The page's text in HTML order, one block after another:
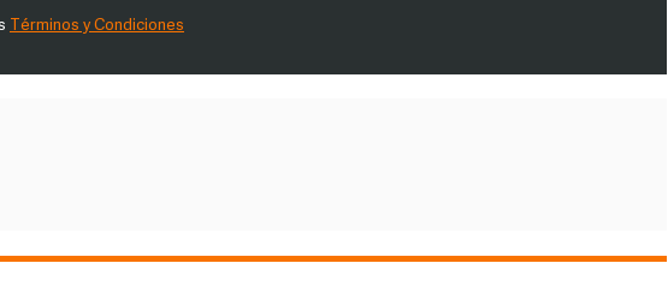
Términos y Condiciones